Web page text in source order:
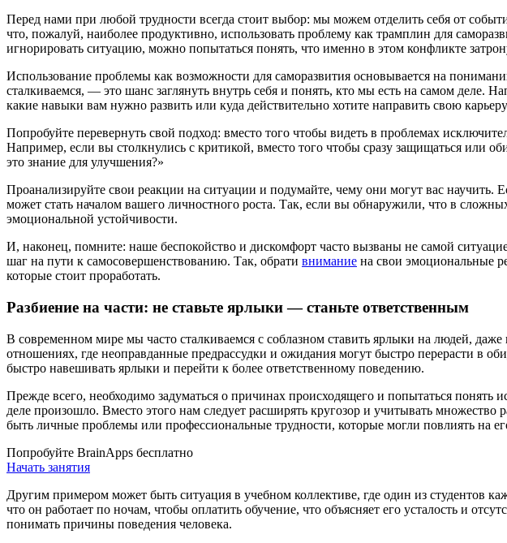
Перед нами при любой трудности всегда стоит выбор: мы можем отделить себя от
что, пожалуй, наиболее продуктивно, использовать проблему как трамплин для
игнорировать ситуацию, можно попытаться понять, что именно в этом конфликте
Использование проблемы как возможности для саморазвития основывается на
сталкиваемся, — это шанс заглянуть внутрь себя и понять, кто мы есть на самом деле.
какие навыки вам нужно развить или куда действительно хотите направить свою
Попробуйте перевернуть свой подход: вместо того чтобы видеть в проблемах
Например, если вы столкнулись с критикой, вместо того чтобы сразу защищаться или
это знание для улучшения?»
Проанализируйте свои реакции на ситуации и подумайте, чему они могут вас научить.
может стать началом вашего личностного роста. Так, если вы обнаружили, что в
эмоциональной устойчивости.
И, наконец, помните: наше беспокойство и дискомфорт часто вызваны не самой
шаг на пути к самосовершенствованию. Так, обрати внимание на свои эмоциональные
которые стоит проработать.
Разбиение на части: не ставьте ярлыки — станьте ответственным
В современном мире мы часто сталкиваемся с соблазном ставить ярлыки на людей,
отношениях, где неоправданные предрассудки и ожидания могут быстро перерасти в
быстро навешивать ярлыки и перейти к более ответственному поведению.
Прежде всего, необходимо задуматься о причинах происходящего и попытаться
деле произошло. Вместо этого нам следует расширять кругозор и учитывать
быть личные проблемы или профессиональные трудности, которые могли повлиять на
Попробуйте BrainApps бесплатно
Начать занятия
Другим примером может быть ситуация в учебном коллективе, где один из студентов
что он работает по ночам, чтобы оплатить обучение, что объясняет его усталость и
понимать причины поведения человека.